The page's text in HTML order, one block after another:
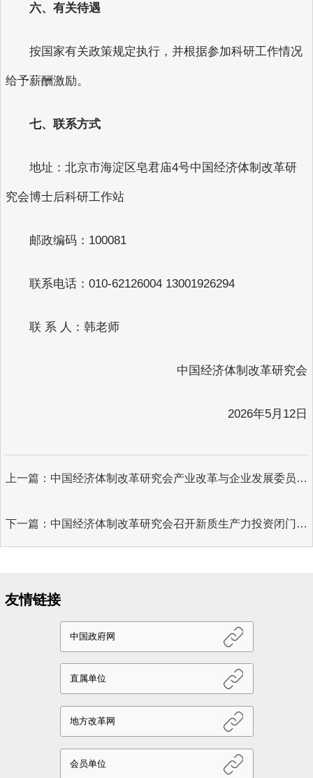
六、有关待遇
按国家有关政策规定执行，并根据参加科研工作情况
给予薪酬激励。
七、联系方式
地址：北京市海淀区皂君庙4号中国经济体制改革研
究会博士后科研工作站
邮政编码：100081
联系电话：010-62126004 13001926294
联 系 人：韩老师
中国经济体制改革研究会
2026年5月12日
上一篇：中国经济体制改革研究会产业改革与企业发展委员会公告
下一篇：中国经济体制改革研究会召开新质生产力投资闭门研讨会
友情链接